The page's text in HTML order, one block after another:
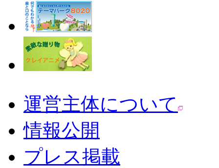
運営主体について
情報公開
プレス掲載